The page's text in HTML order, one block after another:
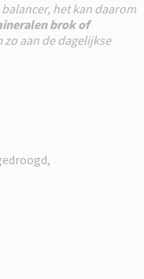
het kan daarom
brok of
aan de dagelijkse